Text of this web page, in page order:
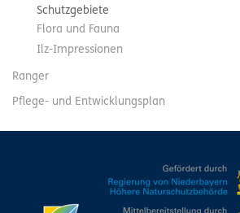
Schutzgebiete
Flora und Fauna
Ilz-Impressionen
Ranger
Pflege- und Entwicklungsplan